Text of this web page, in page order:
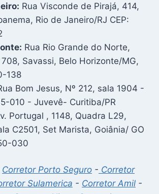
Rua Visconde de Pirajá, 414,
Rio de Janeiro/RJ CEP:
Rua Rio Grande do Norte,
Savassi, Belo Horizonte/MG,
138
Bom Jesus, Nº 212, sala 1904 -
010 - Juvevê- Curitiba/PR
Portugal , 1148, Quadra L29,
C2501, Set Marista, Goiânia/ GO
030
Corretor Porto Seguro - Corretor
Sulamerica - Corretor Amil -